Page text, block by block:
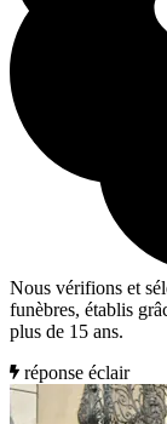
Nous vérifions et
funèbres, établis
plus de 15 ans.
réponse éclair